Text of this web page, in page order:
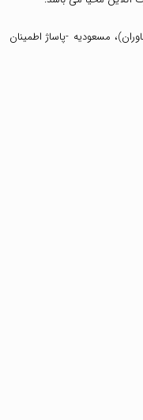
مسعودیه -پاساژ اطمینان